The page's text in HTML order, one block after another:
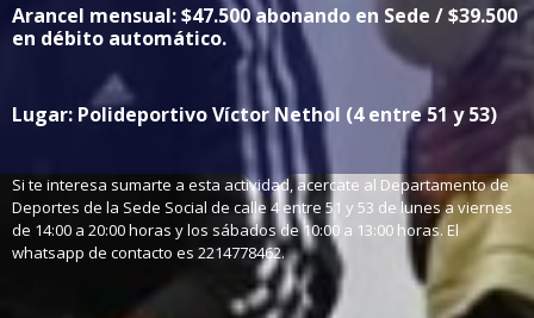
Arancel mensual: $47.500 abonando en Sede / $39.500
en débito automático.
Lugar: Polideportivo Víctor Nethol (4 entre 51 y 53)
Si te interesa sumarte a esta actividad, acercate al Departamento de
Deportes de la Sede Social de calle 4 entre 51 y 53 de lunes a viernes
de 14:00 a 20:00 horas y los sábados de 10:00 a 13:00 horas. El
whatsapp de contacto es 2214778462.